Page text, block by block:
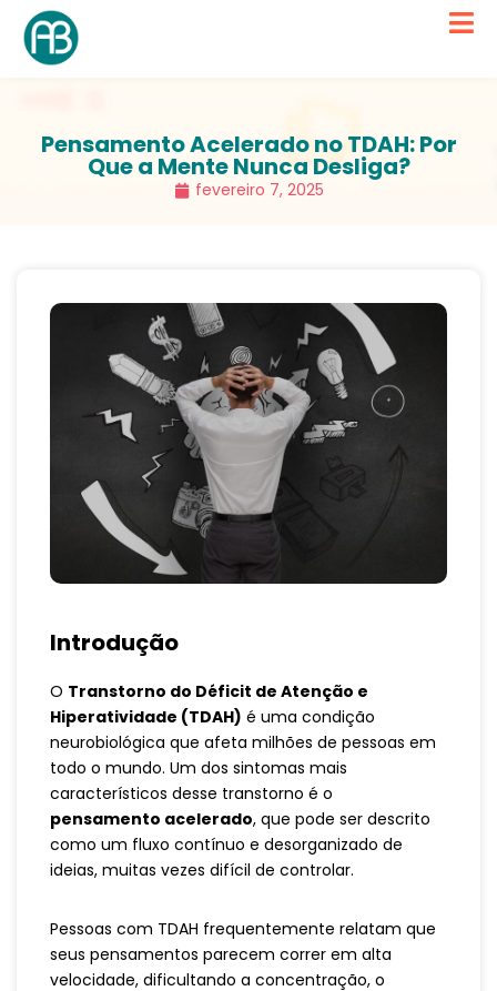
Pensamento Acelerado no TDAH: Por
Que a Mente Nunca Desliga?
fevereiro 7, 2025
Introdução
O Transtorno do Déficit de Atenção e
Hiperatividade (TDAH) é uma condição
neurobiológica que afeta milhões de pessoas em
todo o mundo. Um dos sintomas mais
característicos desse transtorno é o
pensamento acelerado, que pode ser descrito
como um fluxo contínuo e desorganizado de
ideias, muitas vezes difícil de controlar.
Pessoas com TDAH frequentemente relatam que
seus pensamentos parecem correr em alta
velocidade, dificultando a concentração, o